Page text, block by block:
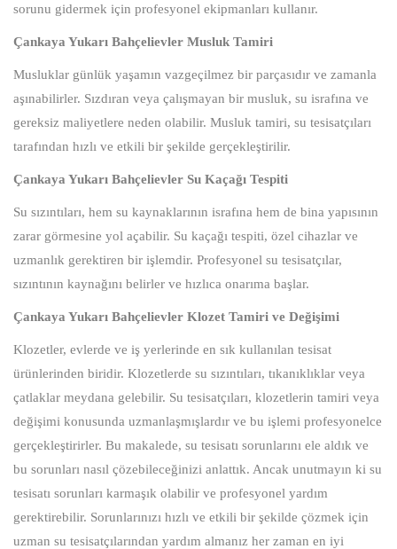
sorunu gidermek için profesyonel ekipmanları kullanır.
Çankaya Yukarı Bahçelievler Musluk Tamiri
Musluklar günlük yaşamın vazgeçilmez bir parçasıdır ve zamanla
aşınabilirler. Sızdıran veya çalışmayan bir musluk, su israfına ve
gereksiz maliyetlere neden olabilir. Musluk tamiri, su tesisatçıları
tarafından hızlı ve etkili bir şekilde gerçekleştirilir.
Çankaya Yukarı Bahçelievler Su Kaçağı Tespiti
Su sızıntıları, hem su kaynaklarının israfına hem de bina yapısının
zarar görmesine yol açabilir. Su kaçağı tespiti, özel cihazlar ve
uzmanlık gerektiren bir işlemdir. Profesyonel su tesisatçılar,
sızıntının kaynağını belirler ve hızlıca onarıma başlar.
Çankaya Yukarı Bahçelievler Klozet Tamiri ve Değişimi
Klozetler, evlerde ve iş yerlerinde en sık kullanılan tesisat
ürünlerinden biridir. Klozetlerde su sızıntıları, tıkanıklıklar veya
çatlaklar meydana gelebilir. Su tesisatçıları, klozetlerin tamiri veya
değişimi konusunda uzmanlaşmışlardır ve bu işlemi profesyonelce
gerçekleştirirler. Bu makalede, su tesisatı sorunlarını ele aldık ve
bu sorunları nasıl çözebileceğinizi anlattık. Ancak unutmayın ki su
tesisatı sorunları karmaşık olabilir ve profesyonel yardım
gerektirebilir. Sorunlarınızı hızlı ve etkili bir şekilde çözmek için
uzman su tesisatçılarından yardım almanız her zaman en iyi